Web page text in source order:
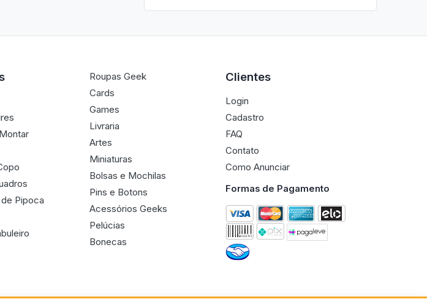
Pipoca
Roupas Geek
Cards
Games
Livraria
Artes
Miniaturas
Bolsas e Mochilas
Pins e Botons
Acessórios Geeks
Pelúcias
Bonecas
Clientes
Login
Cadastro
FAQ
Contato
Como Anunciar
Formas de Pagamento